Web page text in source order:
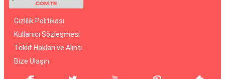
Gizlilik Politikası
Kullanıcı Sözleşmesi
Teklif Hakları ve Alıntı
Bize Ulaşın